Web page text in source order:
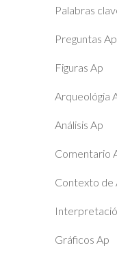
Palabras
Preguntas Ap
Figuras Ap
Arqueológia
Análisis Ap
Comentario
Contexto de
Gráficos Ap